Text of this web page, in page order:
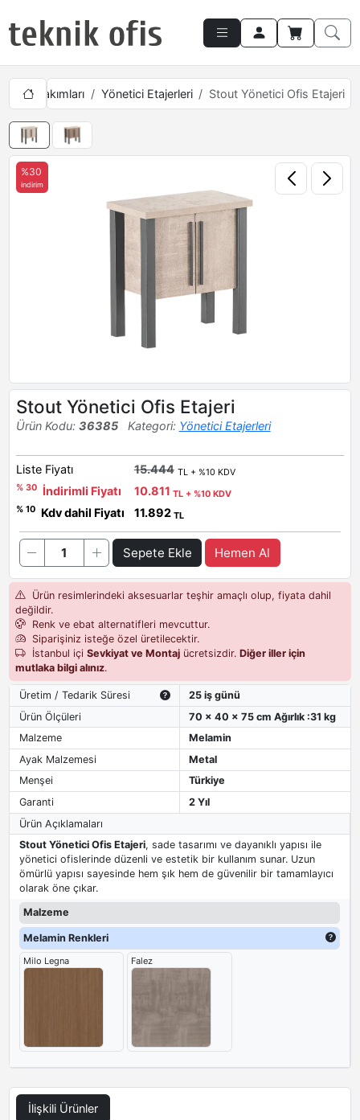
Takımları Yönetici Etajerleri Stout Yönetici Ofis Etajeri
%30
indirim
Stout Yönetici Ofis Etajeri
Ürün Kodu: 36385 Kategori: Yönetici Etajerleri
Liste Fiyatı 15.444 TL + %10 KDV
% 30
İndirimli Fiyatı 10.811 TL + %10 KDV
% 10
Kdv dahil Fiyatı 11.892 TL
Sepete Ekle Hemen Al
Ürün resimlerindeki aksesuarlar teşhir amaçlı olup, fiyata dahil
değildir.
Renk ve ebat alternatifleri mevcuttur.
Siparişiniz isteğe özel üretilecektir.
İstanbul içi Sevkiyat ve Montajücretsizdir. Diğer iller için
mutlaka bilgi alınız.
Üretim / Tedarik Süresi
25 iş günü
Ürün Ölçüleri
70 x 40 x 75 cm Ağırlık :31 kg
Malzeme
Melamin
Ayak Malzemesi
Metal
Menşei
Türkiye
Garanti
2 Yıl
Ürün Açıklamaları
Stout Yönetici Ofis Etajeri, sade tasarımı ve dayanıklı yapısı ile
yönetici ofislerinde düzenli ve estetik bir kullanım sunar. Uzun
ömürlü yapısı sayesinde hem şık hem de güvenilir bir tamamlayıcı
olarak öne çıkar.
Malzeme
Melamin Renkleri
Milo Legna Falez
İlişkili Ürünler